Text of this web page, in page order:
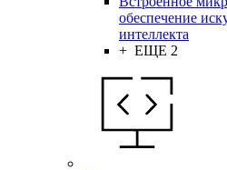
обеспечение
интеллекта
+ ЕЩЕ 2